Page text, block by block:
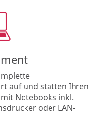
auf und statten Ihren
Notebooks inkl.
oder LAN-